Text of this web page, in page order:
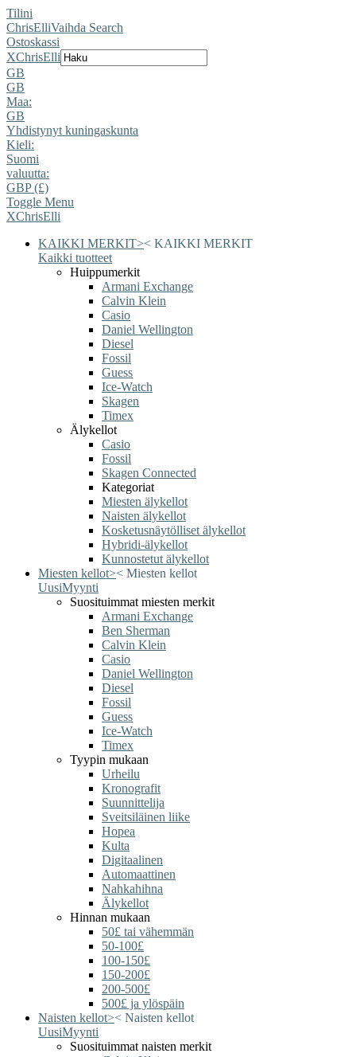
Tilini
ChrisElliVaihda Search
Ostoskassi
XChrisElli
GB
GB
Maa:
GB
Yhdistynyt kuningaskunta
Kieli:
Suomi
valuutta:
GBP (£)
Toggle Menu
XChrisElli
KAIKKI MERKIT>< KAIKKI MERKIT
Kaikki tuotteet
Huippumerkit
Armani Exchange
Calvin Klein
Casio
Daniel Wellington
Diesel
Fossil
Guess
Ice-Watch
Skagen
Timex
Älykellot
Casio
Fossil
Skagen Connected
Kategoriat
Miesten älykellot
Naisten älykellot
Kosketusnäytölliset älykellot
Hybridi-älykellot
Kunnostetut älykellot
Miesten kellot>< Miesten kellot
UusiMyynti
Suosituimmat miesten merkit
Armani Exchange
Ben Sherman
Calvin Klein
Casio
Daniel Wellington
Diesel
Fossil
Guess
Ice-Watch
Timex
Tyypin mukaan
Urheilu
Kronografit
Suunnittelija
Sveitsiläinen liike
Hopea
Kulta
Digitaalinen
Automaattinen
Nahkahihna
Älykellot
Hinnan mukaan
50£ tai vähemmän
50-100£
100-150£
150-200£
200-500£
500£ ja ylöspäin
Naisten kellot>< Naisten kellot
UusiMyynti
Suosituimmat naisten merkit